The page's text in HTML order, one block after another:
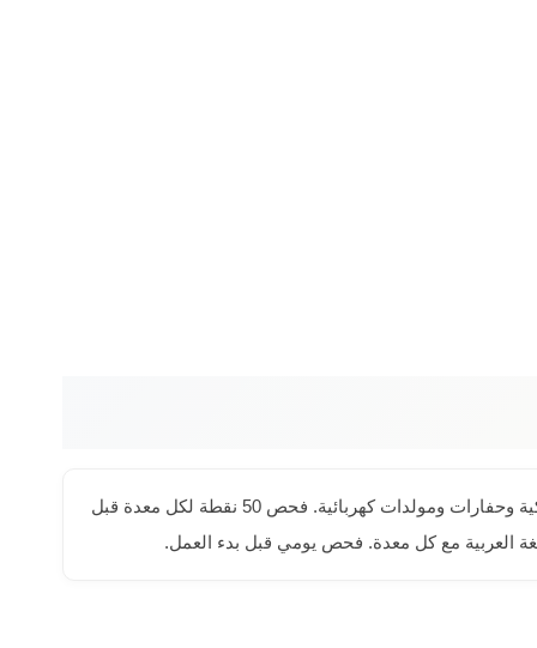
الباحثون عن معدات ثقيلة في حي الأمير فواز يجدون عند رافعات الشموخ كل ما يحتاجونه. أسطولنا يشمل رافعات ذراعية ومقصية وشوكية وحفارات ومولدات كهربائية. فحص 50 نقطة لكل معدة قبل